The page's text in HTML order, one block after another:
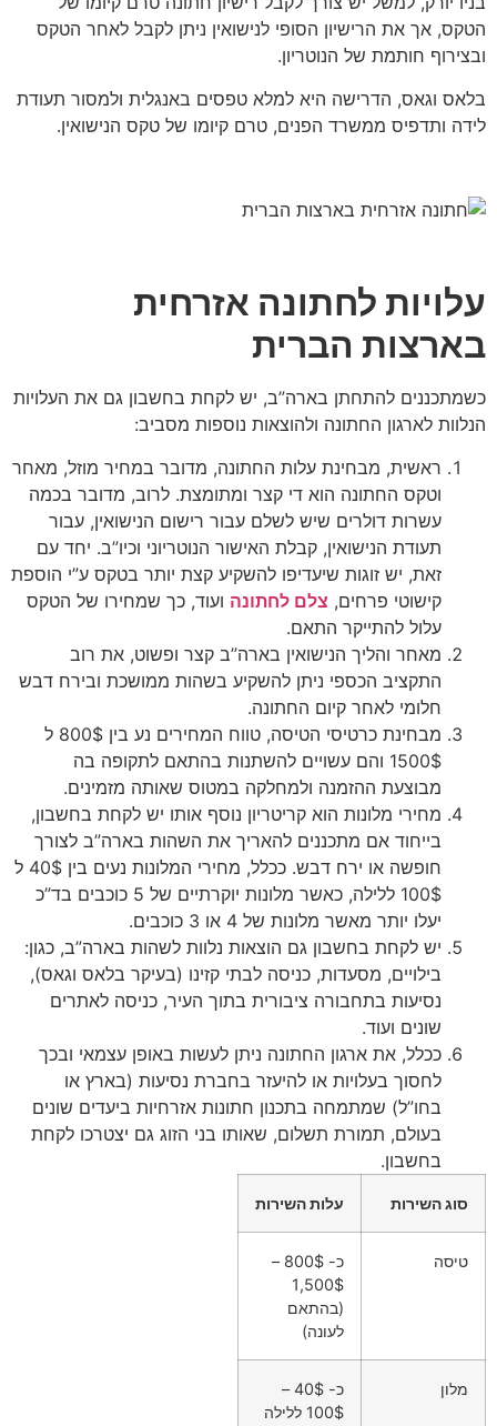
הטקס, אך את הרישיון הסופי לנישואין ניתן לקבל לאחר הטקס
ובצירוף חותמת של הנוטריון.
בלאס וגאס, הדרישה היא למלא טפסים באנגלית ולמסור תעודת
לידה ותדפיס ממשרד הפנים, טרם קיומו של טקס הנישואין.
עלויות לחתונה אזרחית
בארצות הברית
כשמתכננים להתחתן בארה”ב, יש לקחת בחשבון גם את העלויות
הנלוות לארגון החתונה ולהוצאות נוספות מסביב:
ראשית, מבחינת עלות החתונה, מדובר במחיר מוזל, מאחר
וטקס החתונה הוא די קצר ומתומצת. לרוב, מדובר בכמה
עשרות דולרים שיש לשלם עבור רישום הנישואין, עבור
תעודת הנישואין, קבלת האישור הנוטריוני וכיו”ב. יחד עם
זאת, יש זוגות שיעדיפו להשקיע קצת יותר בטקס ע”י הוספת
קישוטי פרחים, צלם לחתונה ועוד, כך שמחירו של הטקס
עלול להתייקר התאם.
מאחר והליך הנישואין בארה”ב קצר ופשוט, את רוב
התקציב הכספי ניתן להשקיע בשהות ממושכת ובירח דבש
חלומי לאחר קיום החתונה.
מבחינת כרטיסי הטיסה, טווח המחירים נע בין 800$ ל
1500$ והם עשויים להשתנות בהתאם לתקופה בה
מבוצעת ההזמנה ולמחלקה במטוס שאותה מזמינים.
מחירי מלונות הוא קריטריון נוסף אותו יש לקחת בחשבון,
בייחוד אם מתכננים להאריך את השהות בארה”ב לצורך
חופשה או ירח דבש. ככלל, מחירי המלונות נעים בין 40$ ל
100$ ללילה, כאשר מלונות יוקרתיים של 5 כוכבים בד”כ
יעלו יותר מאשר מלונות של 4 או 3 כוכבים.
יש לקחת בחשבון גם הוצאות נלוות לשהות בארה”ב, כגון:
בילויים, מסעדות, כניסה לבתי קזינו (בעיקר בלאס וגאס),
נסיעות בתחבורה ציבורית בתוך העיר, כניסה לאתרים
שונים ועוד.
ככלל, את ארגון החתונה ניתן לעשות באופן עצמאי ובכך
לחסוך בעלויות או להיעזר בחברת נסיעות (בארץ או
בחו”ל) שמתמחה בתכנון חתונות אזרחיות ביעדים שונים
בעולם, תמורת תשלום, שאותו בני הזוג גם יצטרכו לקחת
בחשבון.
סוג השירות עלות השירות
טיסה
כ- 800$ –
1,500$
(בהתאם
לעונה)
מלון
כ- 40$ –
100$ ללילה